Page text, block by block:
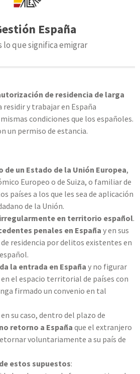
España
lo que significa emigrar
de residencia de larga
residir y trabajar en España
condiciones que los españoles.
un permiso de estancia.
de un Estado de la Unión Europea,
Europeo o de Suiza, o familiar de
países a los que les sea de aplicación
de la Unión.
en territorio español.
penales en España y en sus
residencia por delitos existentes en
la entrada en España y no figurar
el espacio territorial de países con
firmado un convenio en tal
en su caso, dentro del plazo de
retorno a España que el extranjero
voluntariamente a su país de
estos supuestos: